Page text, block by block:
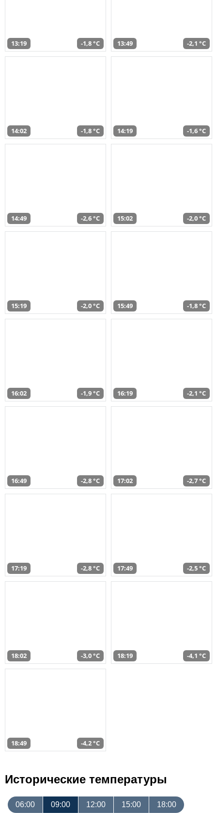
13:19 -1,8 °C 13:49 -2,1 °C
14:02 -1,8 °C 14:19 -1,6 °C
14:49 -2,6 °C 15:02 -2,0 °C
15:19 -2,0 °C 15:49 -1,8 °C
16:02 -1,9 °C 16:19 -2,1 °C
16:49 -2,8 °C 17:02 -2,7 °C
17:19 -2,8 °C 17:49 -2,5 °C
18:02 -3,0 °C 18:19 -4,1 °C
18:49 -4,2 °C
Исторические температуры
06:00 09:00 12:00 15:00 18:00